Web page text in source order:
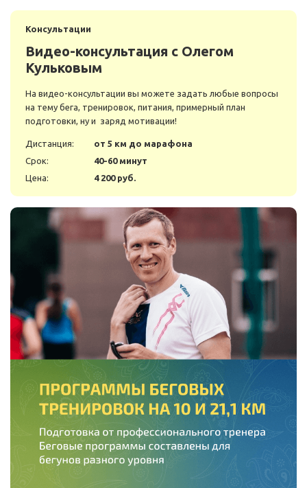
Консультации
Видео-консультация с Олегом
Кульковым
На видео-консультации вы можете задать любые вопросы
на тему бега, тренировок, питания, примерный план
подготовки, ну и заряд мотивации!
Дистанция:
от 5 км до марафона
Срок:
40-60 минут
Цена:
4 200 руб.